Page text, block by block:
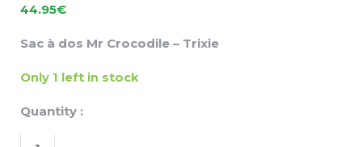
44.95€
Sac à dos Mr Crocodile – Trixie
Only 1 left in stock
Quantity :